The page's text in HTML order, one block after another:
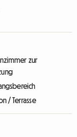
zur
/ Terrasse